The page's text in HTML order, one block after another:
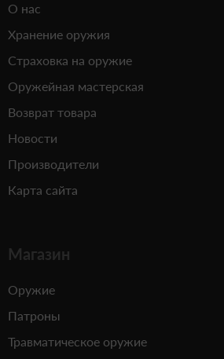
О нас
Хранение оружия
Страховка на оружие
Оружейная мастерская
Возврат товара
Новости
Производители
Карта сайта
Магазин
Оружие
Патроны
Травматическое оружие